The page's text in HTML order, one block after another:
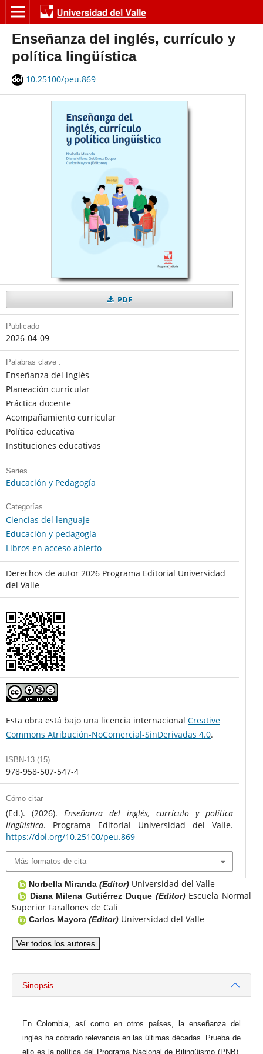
Enseñanza del inglés, currículo y
política lingüística
10.25100/peu.869
PDF
Publicado
2026-04-09
Palabras clave :
Enseñanza del inglés
Planeación curricular
Práctica docente
Acompañamiento curricular
Política educativa
Instituciones educativas
Series
Educación y Pedagogía
Categorías
Ciencias del lenguaje
Educación y pedagogía
Libros en acceso abierto
Derechos de autor 2026 Programa Editorial Universidad
del Valle
Esta obra está bajo una licencia internacional Creative
Commons Atribución-NoComercial-SinDerivadas 4.0.
ISBN-13 (15)
978-958-507-547-4
Cómo citar
(Ed.). (2026). Enseñanza del inglés, currículo y política
lingüística. Programa Editorial Universidad del Valle.
https://doi.org/10.25100/peu.869
Más formatos de cita
Norbella Miranda (Editor) Universidad del Valle
Diana Milena Gutiérrez Duque (Editor) Escuela Normal
Superior Farallones de Cali
Carlos Mayora (Editor) Universidad del Valle
Ver todos los autores
Sinopsis
En Colombia, así como en otros países, la enseñanza del
inglés ha cobrado relevancia en las últimas décadas. Prueba de